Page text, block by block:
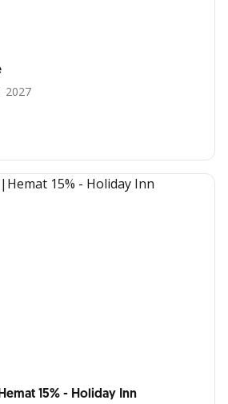
2027
15% - Holiday Inn